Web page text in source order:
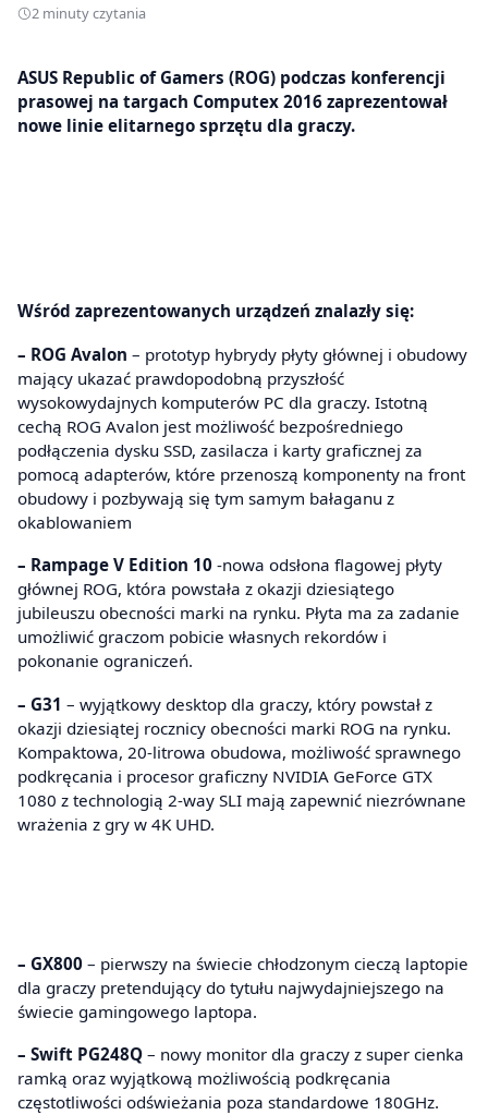
2 minuty czytania
ASUS Republic of Gamers (ROG) podczas konferencji
prasowej na targach Computex 2016 zaprezentował
nowe linie elitarnego sprzętu dla graczy.
Wśród zaprezentowanych urządzeń znalazły się:
– ROG Avalon – prototyp hybrydy płyty głównej i obudowy
mający ukazać prawdopodobną przyszłość
wysokowydajnych komputerów PC dla graczy. Istotną
cechą ROG Avalon jest możliwość bezpośredniego
podłączenia dysku SSD, zasilacza i karty graficznej za
pomocą adapterów, które przenoszą komponenty na front
obudowy i pozbywają się tym samym bałaganu z
okablowaniem
– Rampage V Edition 10 -nowa odsłona flagowej płyty
głównej ROG, która powstała z okazji dziesiątego
jubileuszu obecności marki na rynku. Płyta ma za zadanie
umożliwić graczom pobicie własnych rekordów i
pokonanie ograniczeń.
– G31 – wyjątkowy desktop dla graczy, który powstał z
okazji dziesiątej rocznicy obecności marki ROG na rynku.
Kompaktowa, 20-litrowa obudowa, możliwość sprawnego
podkręcania i procesor graficzny NVIDIA GeForce GTX
1080 z technologią 2-way SLI mają zapewnić niezrównane
wrażenia z gry w 4K UHD.
– GX800 – pierwszy na świecie chłodzonym cieczą laptopie
dla graczy pretendujący do tytułu najwydajniejszego na
świecie gamingowego laptopa.
– Swift PG248Q – nowy monitor dla graczy z super cienka
ramką oraz wyjątkową możliwością podkręcania
częstotliwości odświeżania poza standardowe 180GHz.